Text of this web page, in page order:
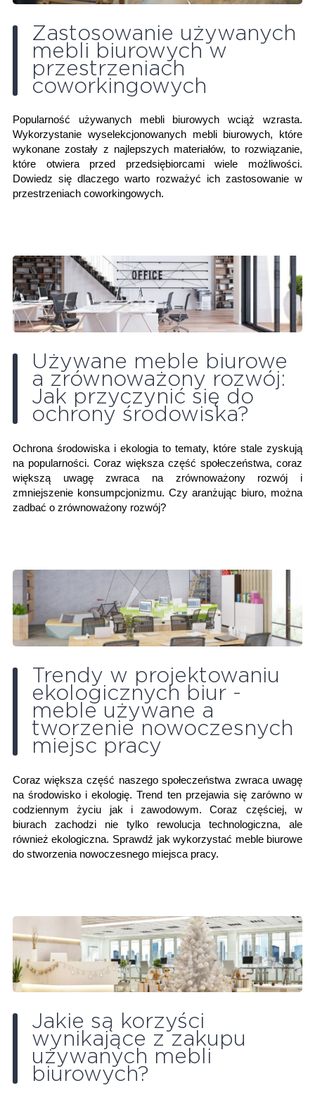
Zastosowanie używanych
mebli biurowych w
przestrzeniach
coworkingowych
Popularność używanych mebli biurowych wciąż wzrasta.
Wykorzystanie wyselekcjonowanych mebli biurowych, które
wykonane zostały z najlepszych materiałów, to rozwiązanie,
które otwiera przed przedsiębiorcami wiele możliwości.
Dowiedz się dlaczego warto rozważyć ich zastosowanie w
przestrzeniach coworkingowych.
Używane meble biurowe
a zrównoważony rozwój:
Jak przyczynić się do
ochrony środowiska?
Ochrona środowiska i ekologia to tematy, które stale zyskują
na popularności. Coraz większa część społeczeństwa, coraz
większą uwagę zwraca na zrównoważony rozwój i
zmniejszenie konsumpcjonizmu. Czy aranżując biuro, można
zadbać o zrównoważony rozwój?
Trendy w projektowaniu
ekologicznych biur -
meble używane a
tworzenie nowoczesnych
miejsc pracy
Coraz większa część naszego społeczeństwa zwraca uwagę
na środowisko i ekologię. Trend ten przejawia się zarówno w
codziennym życiu jak i zawodowym. Coraz częściej, w
biurach zachodzi nie tylko rewolucja technologiczna, ale
również ekologiczna. Sprawdź jak wykorzystać meble biurowe
do stworzenia nowoczesnego miejsca pracy.
Jakie są korzyści
wynikające z zakupu
używanych mebli
biurowych?